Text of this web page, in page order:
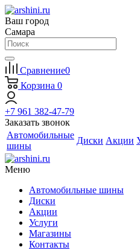
Ваш город
Самара
Сравнение0
Корзина 0
+7 961 382-47-79
Заказать звонок
Автомобильные
шины
Диски Акции
Меню
Автомобильные шины
Диски
Акции
Услуги
Магазины
Контакты